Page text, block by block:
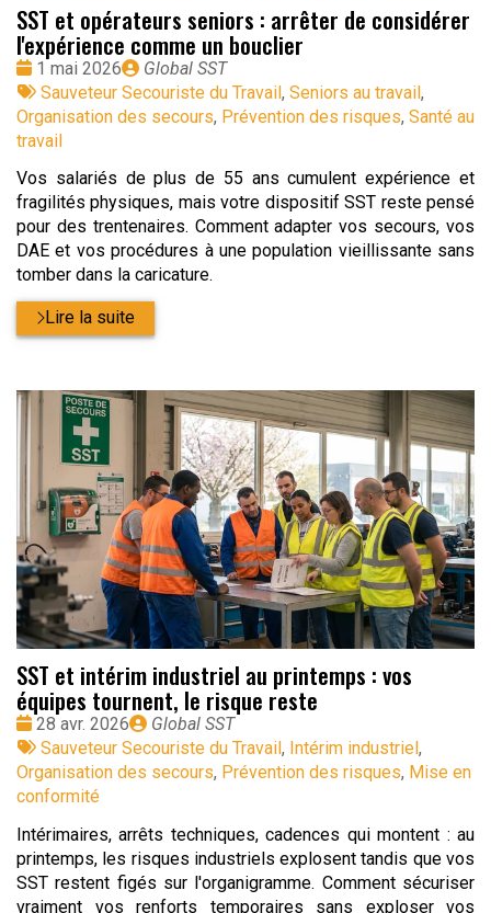
SST et opérateurs seniors : arrêter de considérer
l'expérience comme un bouclier
Date
:
1 mai 2026
Publié
par
Global SST
Tags
:
Sauveteur Secouriste du Travail, Seniors au travail,
Organisation des secours, Prévention des risques, Santé au
travail
Vos salariés de plus de 55 ans cumulent expérience et
fragilités physiques, mais votre dispositif SST reste pensé
pour des trentenaires. Comment adapter vos secours, vos
DAE et vos procédures à une population vieillissante sans
tomber dans la caricature.
Lire la suite
SST et intérim industriel au printemps : vos
équipes tournent, le risque reste
Date
:
28 avr. 2026
Publié
par
Global SST
Tags
:
Sauveteur Secouriste du Travail, Intérim industriel,
Organisation des secours, Prévention des risques, Mise en
conformité
Intérimaires, arrêts techniques, cadences qui montent : au
printemps, les risques industriels explosent tandis que vos
SST restent figés sur l'organigramme. Comment sécuriser
vraiment vos renforts temporaires sans exploser vos